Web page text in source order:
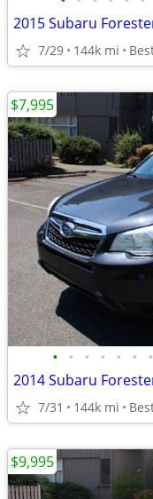
2015 Subaru
7/29 144k mi
• • • • • • •
2014 Subaru
7/31 144k mi
$7,995
$9,995